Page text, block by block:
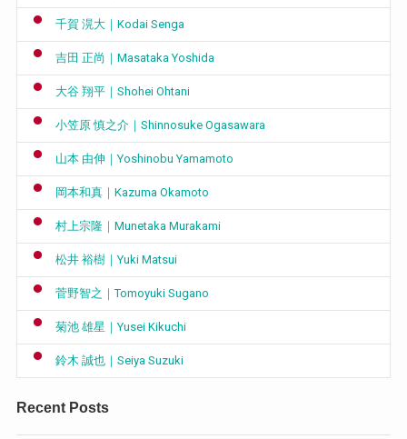
千賀 滉大｜Kodai Senga
吉田 正尚｜Masataka Yoshida
大谷 翔平｜Shohei Ohtani
小笠原 慎之介｜Shinnosuke Ogasawara
山本 由伸｜Yoshinobu Yamamoto
岡本和真｜Kazuma Okamoto
村上宗隆｜Munetaka Murakami
松井 裕樹｜Yuki Matsui
菅野智之｜Tomoyuki Sugano
菊池 雄星｜Yusei Kikuchi
鈴木 誠也｜Seiya Suzuki
Recent Posts